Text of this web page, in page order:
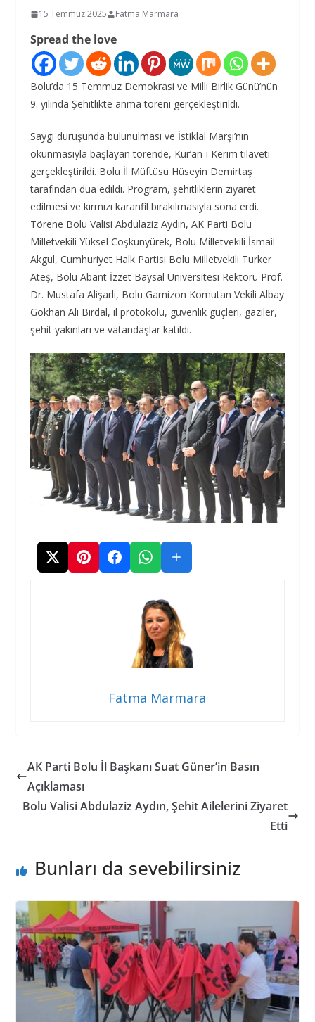
15 Temmuz 2025 Fatma Marmara
Spread the love
Bolu’da 15 Temmuz Demokrasi ve Milli Birlik Günü’nün
9. yılında Şehitlikte anma töreni gerçekleştirildi.
Saygı duruşunda bulunulması ve İstiklal Marşı’nın
okunmasıyla başlayan törende, Kur’an-ı Kerim tilaveti
gerçekleştirildi. Bolu İl Müftüsü Hüseyin Demirtaş
tarafından dua edildi. Program, şehitliklerin ziyaret
edilmesi ve kırmızı karanfil bırakılmasıyla sona erdi.
Törene Bolu Valisi Abdulaziz Aydın, AK Parti Bolu
Milletvekili Yüksel Coşkunyürek, Bolu Milletvekili İsmail
Akgül, Cumhuriyet Halk Partisi Bolu Milletvekili Türker
Ateş, Bolu Abant İzzet Baysal Üniversitesi Rektörü Prof.
Dr. Mustafa Alişarlı, Bolu Garnizon Komutan Vekili Albay
Gökhan Ali Birdal, il protokolü, güvenlik güçleri, gaziler,
şehit yakınları ve vatandaşlar katıldı.
Fatma Marmara
AK Parti Bolu İl Başkanı Suat Güner’in Basın
Açıklaması
Bolu Valisi Abdulaziz Aydın, Şehit Ailelerini Ziyaret
Etti
Bunları da sevebilirsiniz